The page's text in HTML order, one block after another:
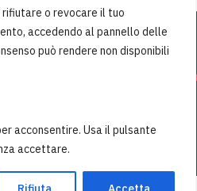
o revocare il tuo
accedendo al pannello delle
può rendere non disponibili
acconsentire. Usa il pulsante
accettare.
offerte esclusive da Costa Natura Trekking
l'informativa sul trattamento dei miei